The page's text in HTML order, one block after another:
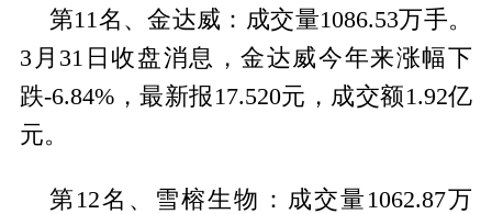
第11名、金达威：成交量1086.53万手。
3月31日收盘消息，金达威今年来涨幅下
跌-6.84%，最新报17.520元，成交额1.92亿
元。
第12名、雪榕生物：成交量1062.87万